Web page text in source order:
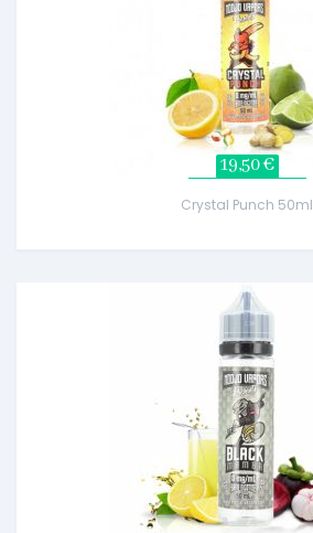
19,50 €
Crystal Punch 50ml